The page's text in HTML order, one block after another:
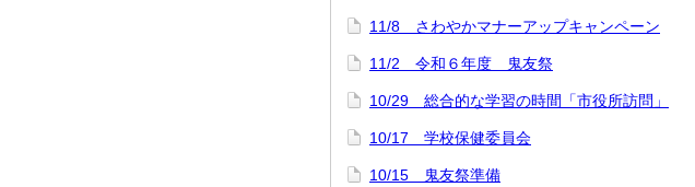
11/8 さわやかマナーアップキャンペーン
11/2 令和６年度 鬼友祭
10/29 総合的な学習の時間「市役所訪問」
10/17 学校保健委員会
10/15 鬼友祭準備